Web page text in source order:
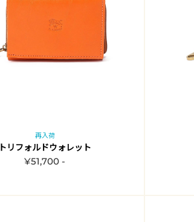
再入荷
トリフォルドウォレット
¥51,700 -